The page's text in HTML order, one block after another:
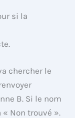
si la
chercher le
B. Si le nom
Non trouvé ».